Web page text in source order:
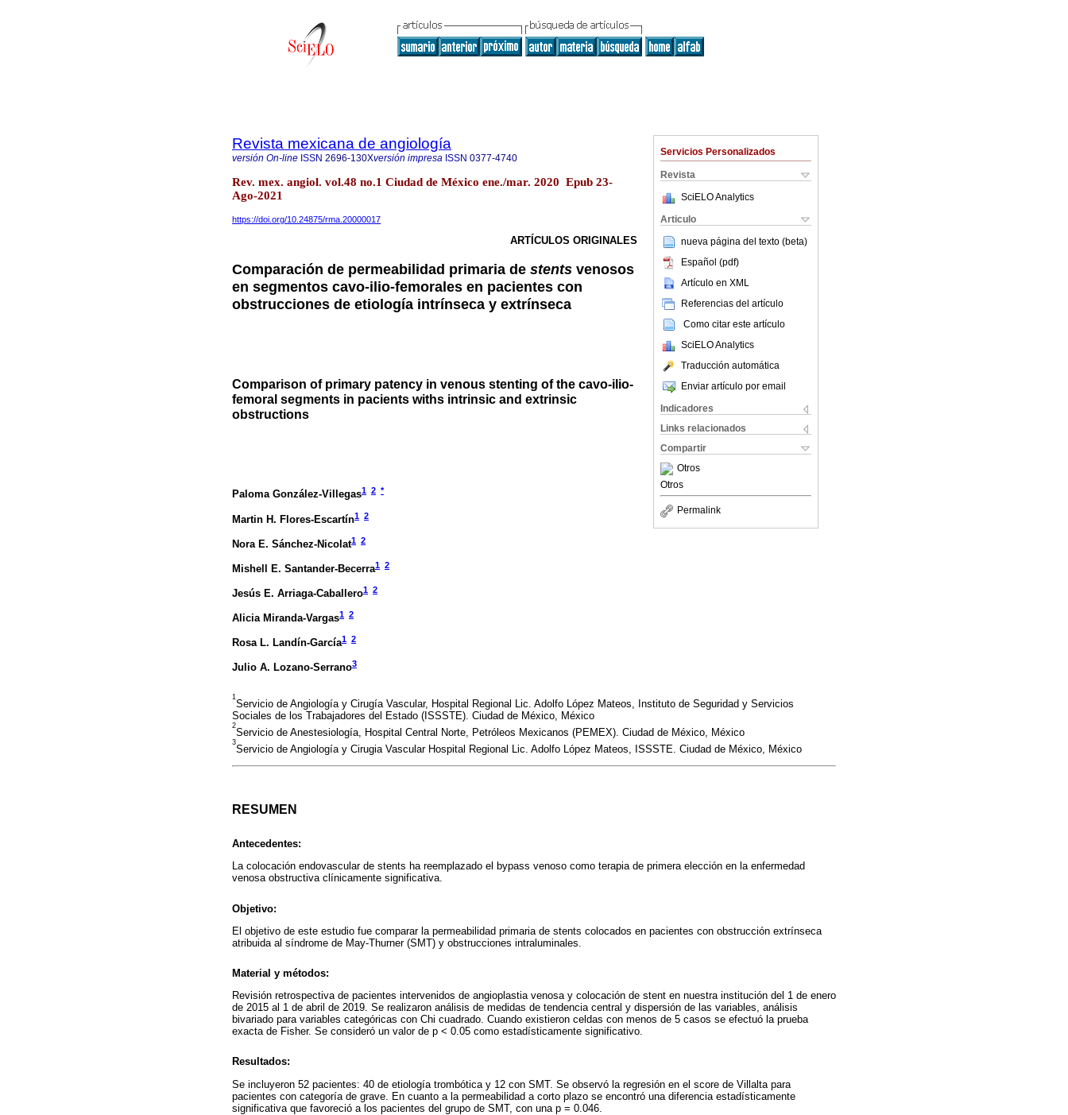
Servicios Personalizados
Revista
SciELO Analytics
Articulo
nueva página del texto (beta)
Español (pdf)
Artículo en XML
Referencias del artículo
Como citar este artículo
SciELO Analytics
Traducción automática
Enviar artículo por email
Indicadores
Links relacionados
Compartir
Otros
Otros
Permalink
Revista mexicana de angiología
versión On-line ISSN 2696-130Xversión impresa ISSN 0377-4740
Rev. mex. angiol. vol.48 no.1 Ciudad de México ene./mar. 2020 Epub 23-
Ago-2021
https://doi.org/10.24875/rma.20000017
ARTÍCULOS ORIGINALES
Comparación de permeabilidad primaria de stents venosos
en segmentos cavo-ilio-femorales en pacientes con
obstrucciones de etiología intrínseca y extrínseca
Comparison of primary patency in venous stenting of the cavo-ilio-
femoral segments in pacients withs intrinsic and extrinsic
obstructions
Paloma González-Villegas1 2 *
Martin H. Flores-Escartín1 2
Nora E. Sánchez-Nicolat1 2
Mishell E. Santander-Becerra1 2
Jesús E. Arriaga-Caballero1 2
Alicia Miranda-Vargas1 2
Rosa L. Landín-García1 2
Julio A. Lozano-Serrano3
1
Servicio de Angiología y Cirugía Vascular, Hospital Regional Lic. Adolfo López Mateos, Instituto de Seguridad y Servicios
Sociales de los Trabajadores del Estado (ISSSTE). Ciudad de México, México
2
Servicio de Anestesiología, Hospital Central Norte, Petróleos Mexicanos (PEMEX). Ciudad de México, México
3
Servicio de Angiología y Cirugia Vascular Hospital Regional Lic. Adolfo López Mateos, ISSSTE. Ciudad de México, México
RESUMEN
Antecedentes:
La colocación endovascular de stents ha reemplazado el bypass venoso como terapia de primera elección en la enfermedad
venosa obstructiva clínicamente significativa.
Objetivo:
El objetivo de este estudio fue comparar la permeabilidad primaria de stents colocados en pacientes con obstrucción extrínseca
atribuida al síndrome de May-Thurner (SMT) y obstrucciones intraluminales.
Material y métodos:
Revisión retrospectiva de pacientes intervenidos de angioplastia venosa y colocación de stent en nuestra institución del 1 de enero
de 2015 al 1 de abril de 2019. Se realizaron análisis de medidas de tendencia central y dispersión de las variables, análisis
bivariado para variables categóricas con Chi cuadrado. Cuando existieron celdas con menos de 5 casos se efectuó la prueba
exacta de Fisher. Se consideró un valor de p < 0.05 como estadísticamente significativo.
Resultados:
Se incluyeron 52 pacientes: 40 de etiología trombótica y 12 con SMT. Se observó la regresión en el score de Villalta para
pacientes con categoría de grave. En cuanto a la permeabilidad a corto plazo se encontró una diferencia estadísticamente
significativa que favoreció a los pacientes del grupo de SMT, con una p = 0.046.